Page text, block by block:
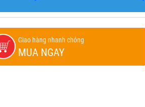
Giao hàng nhanh chóng
MUA NGAY